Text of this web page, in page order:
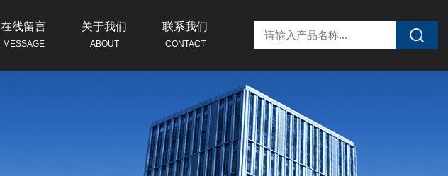
在线留言
MESSAGE
关于我们
ABOUT
联系我们
CONTACT